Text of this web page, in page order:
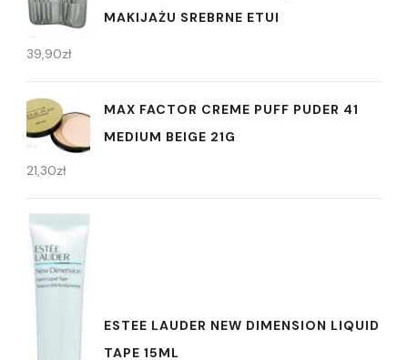
MAKIJAŻU SREBRNE ETUI
39,90zł
MAX FACTOR CREME PUFF PUDER 41
MEDIUM BEIGE 21G
21,30zł
ESTEE LAUDER NEW DIMENSION LIQUID
TAPE 15ML